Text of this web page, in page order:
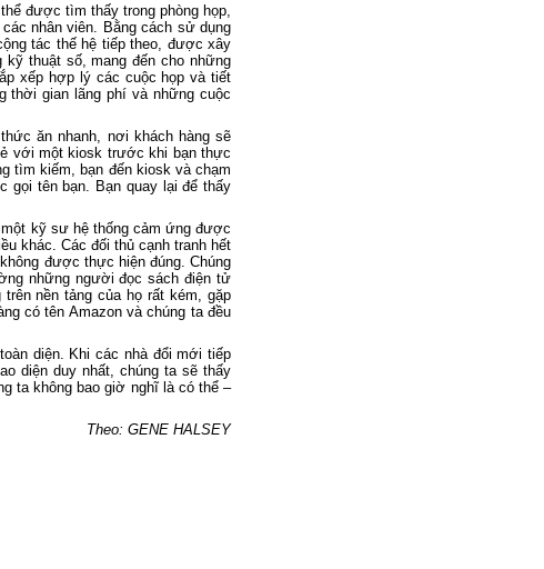
được tìm thấy trong phòng họp,
nhân viên. Bằng cách sử dụng
tác thế hệ tiếp theo, được xây
thuật số, mang đến cho những
xếp hợp lý các cuộc họp và tiết
thời gian lãng phí và những cuộc
ăn nhanh, nơi khách hàng sẽ
với một kiosk trước khi bạn thực
tìm kiếm, bạn đến kiosk và chạm
gọi tên bạn. Bạn quay lại để thấy
một kỹ sư hệ thống cảm ứng được
khác. Các đối thủ cạnh tranh hết
được thực hiện đúng. Chúng
những người đọc sách điện tử
nền tảng của họ rất kém, gặp
có tên Amazon và chúng ta đều
diện. Khi các nhà đổi mới tiếp
diện duy nhất, chúng ta sẽ thấy
ta không bao giờ nghĩ là có thể –
Theo: GENE HALSEY